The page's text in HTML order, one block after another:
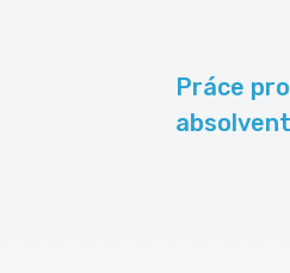
Práce pro